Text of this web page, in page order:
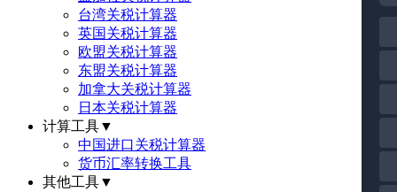
台湾关税计算器
英国关税计算器
欧盟关税计算器
东盟关税计算器
加拿大关税计算器
日本关税计算器
计算工具▼
中国进口关税计算器
货币汇率转换工具
其他工具▼